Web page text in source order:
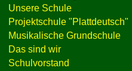
Unsere Schule
Projektschule "Plattdeutsch"
Musikalische Grundschule
Das sind wir
Schulvorstand